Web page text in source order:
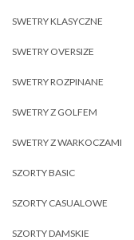
SWETRY KLASYCZNE
SWETRY OVERSIZE
SWETRY ROZPINANE
SWETRY Z GOLFEM
SWETRY Z WARKOCZAMI
SZORTY BASIC
SZORTY CASUALOWE
SZORTY DAMSKIE